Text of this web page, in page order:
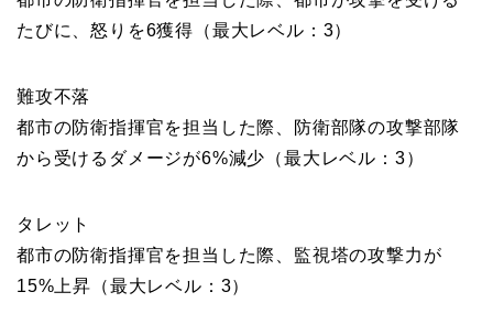
たびに、怒りを6獲得（最大レベル：3）
難攻不落
都市の防衛指揮官を担当した際、防衛部隊の攻撃部隊
から受けるダメージが6%減少（最大レベル：3）
タレット
都市の防衛指揮官を担当した際、監視塔の攻撃力が
15%上昇（最大レベル：3）